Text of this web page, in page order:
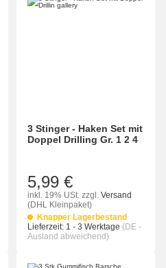
3 Stinger - Haken Set mit
Doppel Drilling Gr. 1 2 4
5,99 €
inkl. 19% USt. zzgl. Versand
(DHL Kleinpaket)
Knapper Lagerbestand
Lieferzeit: 1 - 3 Werktage (DE -
Ausland abweichend)